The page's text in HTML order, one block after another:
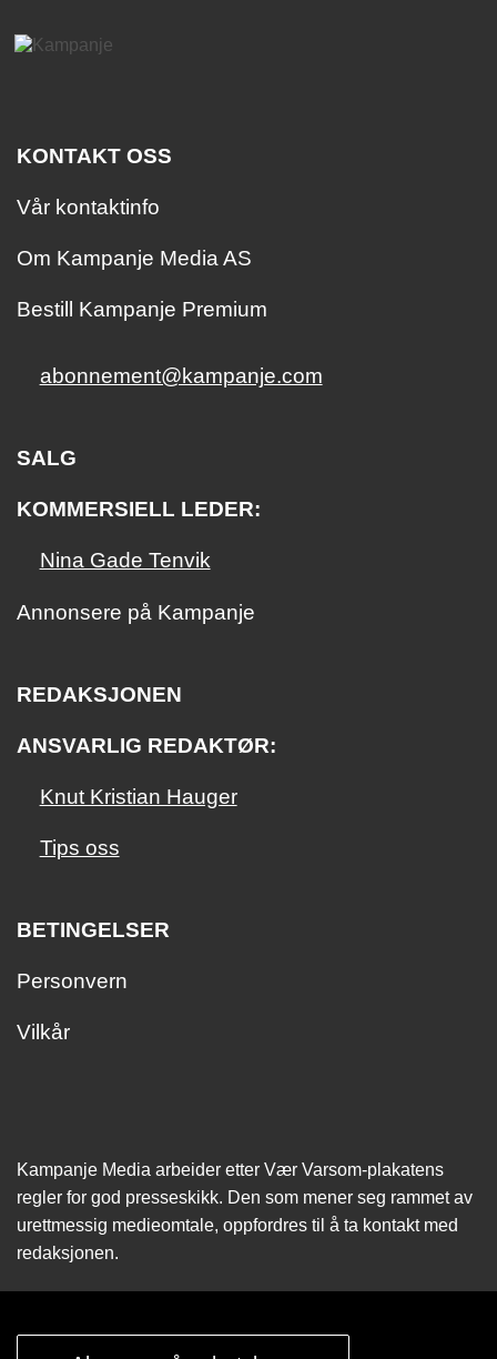
KONTAKT OSS
Vår kontaktinfo
Om Kampanje Media AS
Bestill Kampanje Premium
abonnement@kampanje.com
SALG
KOMMERSIELL LEDER:
Nina Gade Tenvik
Annonsere på Kampanje
REDAKSJONEN
ANSVARLIG REDAKTØR:
Knut Kristian Hauger
Tips oss
BETINGELSER
Personvern
Vilkår
Kampanje Media arbeider etter Vær Varsom-plakatens
regler for god presseskikk. Den som mener seg rammet av
urettmessig medie­omtale, oppfordres til å ta kontakt med
redaksjonen.